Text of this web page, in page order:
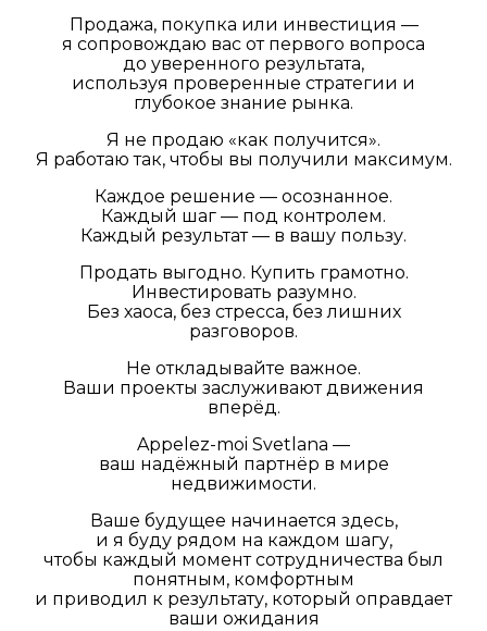
Продажа, покупка или инвестиция —
я сопровождаю вас от первого вопроса
до уверенного результата,
используя проверенные стратегии и
глубокое знание рынка.
Я не продаю «как получится».
Я работаю так, чтобы вы получили максимум.
Каждое решение — осознанное.
Каждый шаг — под контролем.
Каждый результат — в вашу пользу.
Продать выгодно. Купить грамотно.
Инвестировать разумно.
Без хаоса, без стресса, без лишних
разговоров.
Не откладывайте важное.
Ваши проекты заслуживают движения
вперёд.
Appelez-moi Svetlana —
ваш надёжный партнёр в мире
недвижимости.
Ваше будущее начинается здесь,
и я буду рядом на каждом шагу,
чтобы каждый момент сотрудничества был
понятным, комфортным
и приводил к результату, который оправдает
ваши ожидания